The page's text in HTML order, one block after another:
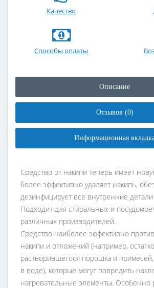
Качество
Способы оплаты
Описание
Отзывов (0)
Информационная
Средство от накипи теперь имеет
более эффективно удаляет накипь,
дезинфицирует все внутренние
Подходит для стиральных и
различных производителей.
Средство наиболее эффективно
накипи и отложений (например,
растворившегося порошка и
в воде), которые могут повредить
нагревательные элементы. Особенно